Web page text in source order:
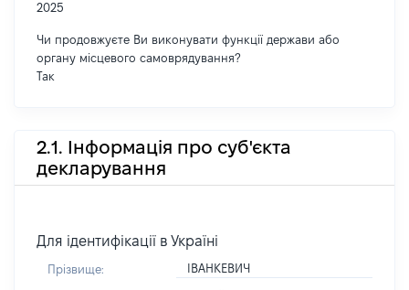
2025
Чи продовжуєте Ви виконувати функції держави або
органу місцевого самоврядування?
Так
2.1. Інформація про суб'єкта
декларування
Для ідентифікації в Україні
Прізвище: ІВАНКЕВИЧ